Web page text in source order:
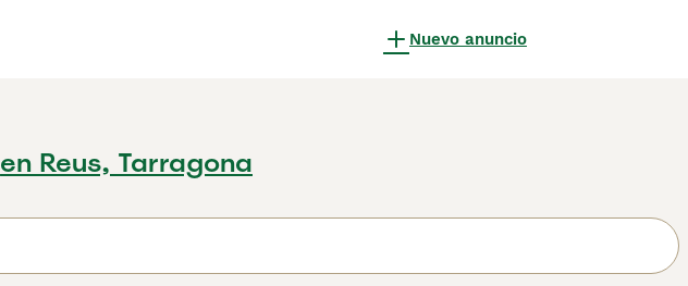
Nuevo anuncio
en Reus, Tarragona